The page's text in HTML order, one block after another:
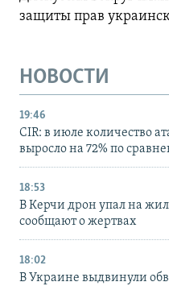
защиты прав
НОВОСТИ
19:46
CIR: в июле количество
выросло на 72% по
18:53
В Керчи дрон упал на
сообщают о жертвах
18:02
В Украине выдвинули